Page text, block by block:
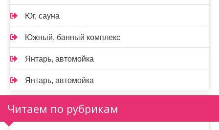
Юг, сауна
Южный, банный комплекс
Янтарь, автомойка
Янтарь, автомойка
Читаем по рубрикам